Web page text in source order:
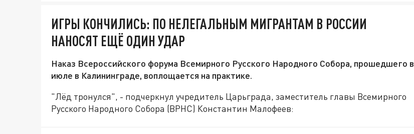
ИГРЫ КОНЧИЛИСЬ: ПО НЕЛЕГАЛЬНЫМ МИГРАНТАМ В РОССИИ
НАНОСЯТ ЕЩЁ ОДИН УДАР
Наказ Всероссийского форума Всемирного Русского Народного Собора, прошедшего в
июле в Калининграде, воплощается на практике.
"Лёд тронулся", - подчеркнул учредитель Царьграда, заместитель главы Всемирного
Русского Народного Собора (ВРНС) Константин Малофеев: